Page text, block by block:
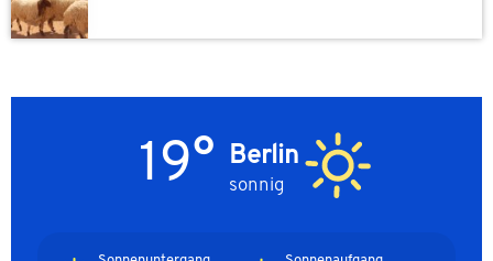
Berlin
sonnig
19°